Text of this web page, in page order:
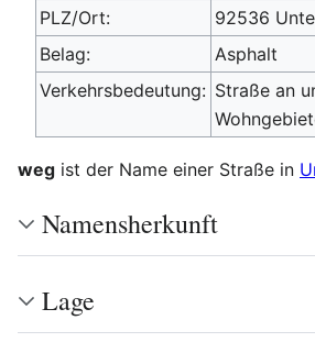
PLZ/Ort:
92536
Belag:
Asphalt
Verkehrsbedeutung: Straße an
weg ist der Name einer Straße in
Namensherkunft
Lage